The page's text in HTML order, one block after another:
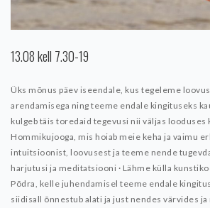
13.08 kell 7.30-19
Üks mõnus päev iseendale, kus tegeleme
arendamisega ning teeme endale kingituseks
kulgeb täis toredaid tegevusi nii väljas looduses
Hommikujooga, mis hoiab meie keha ja vaimu
intuitsioonist, loovusest ja teeme nende
harjutusi ja meditatsiooni · Lähme külla
Põdra, kelle juhendamisel teeme endale
siidisall õnnestub alati ja just nendes värvides